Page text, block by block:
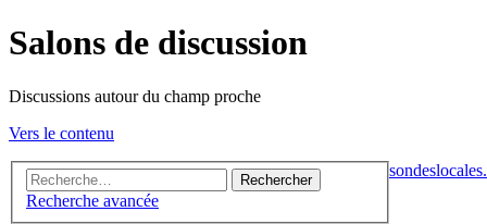
Salons de discussion
Discussions autour du champ proche
Vers le contenu
Rechercher
Recherche avancée